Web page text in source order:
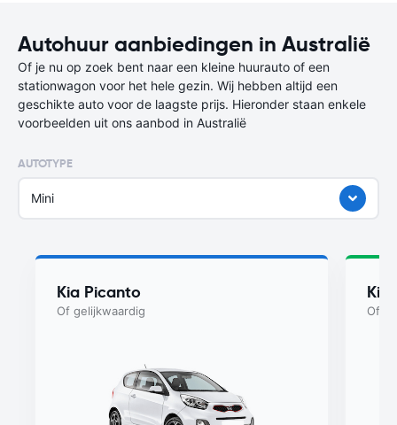
Autohuur aanbiedingen in Australië
Of je nu op zoek bent naar een kleine huurauto of een
stationwagon voor het hele gezin. Wij hebben altijd een
geschikte auto voor de laagste prijs. Hieronder staan enkele
voorbeelden uit ons aanbod in Australië
AUTOTYPE
Mini
Kia Picanto
Of gelijkwaardig
Kia
Of